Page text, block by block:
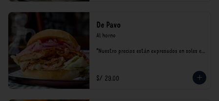
De Pavo
Al horno
*Nuestro precios están expresados en soles e
S/ 29.00